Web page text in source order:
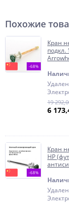
Похожие
-68%
Кран
подкл.
19
6
-68%
Кран
НР